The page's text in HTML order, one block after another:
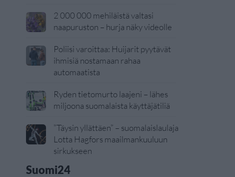
2 000 000 mehiläistä valtasi
naapuruston – hurja näky videolle
Poliisi varoittaa: Huijarit pyytävät
ihmisiä nostamaan rahaa
automaatista
Ryden tietomurto laajeni – lähes
miljoona suomalaista käyttäjätiliä
”Täysin yllättäen” – suomalaislaulaja
Lotta Hagfors maailmankuuluun
sirkukseen
Suomi24